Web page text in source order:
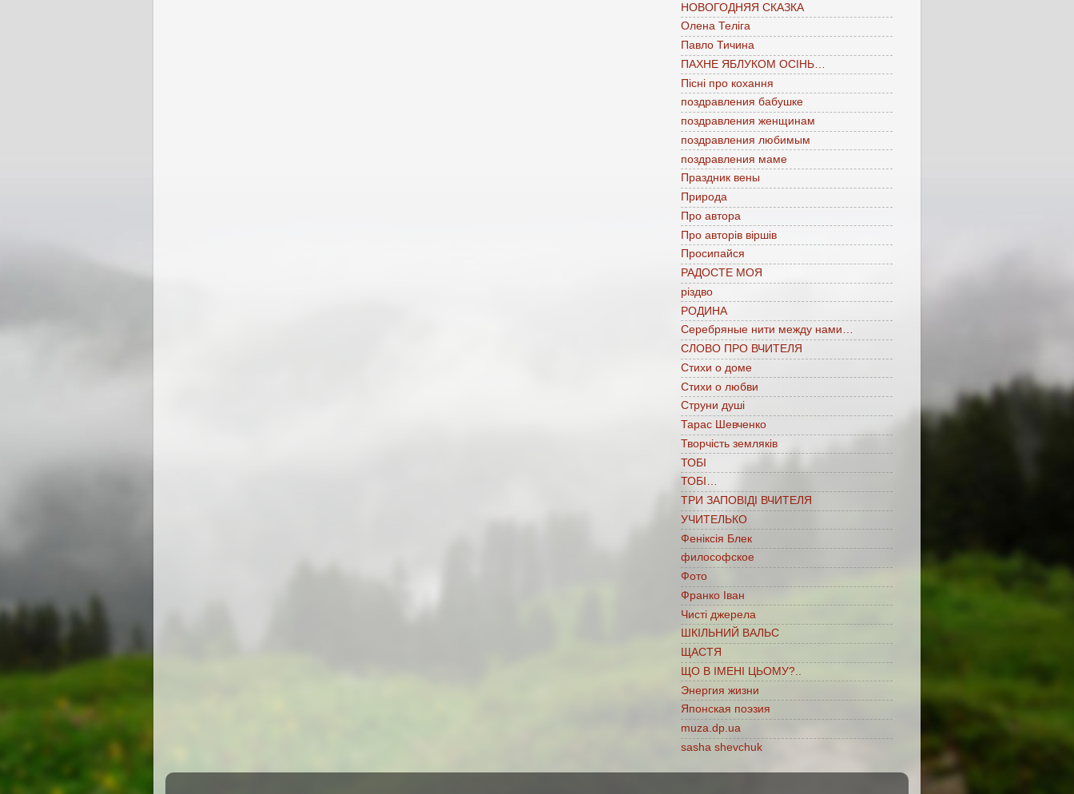
НОВОГОДНЯЯ СКАЗКА
Олена Теліга
Павло Тичина
ПАХНЕ ЯБЛУКОМ ОСІНЬ…
Пісні про кохання
поздравления бабушке
поздравления женщинам
поздравления любимым
поздравления маме
Праздник вены
Природа
Про автора
Про авторів віршів
Просипайся
РАДОСТЕ МОЯ
різдво
РОДИНА
Серебряные нити между нами…
СЛОВО ПРО ВЧИТЕЛЯ
Стихи о доме
Стихи о любви
Струни душі
Тарас Шевченко
Творчість земляків
ТОБІ
ТОБІ…
ТРИ ЗАПОВІДІ ВЧИТЕЛЯ
УЧИТЕЛЬКО
Феніксія Блек
философское
Фото
Франко Іван
Чисті джерела
ШКІЛЬНИЙ ВАЛЬС
ЩАСТЯ
ЩО В ІМЕНІ ЦЬОМУ?..
Энергия жизни
Японская поэзия
muza.dp.ua
sasha shevchuk